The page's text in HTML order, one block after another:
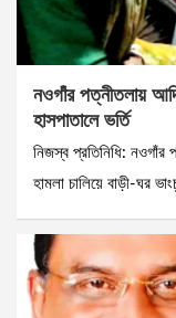
নওগাঁর পত্নীতলায়
হাসপাতালে ভর্তি
নিজস্ব প্রতিনিধি: নওগাঁর
হামলা চালিয়ে বাড়ী-ঘর